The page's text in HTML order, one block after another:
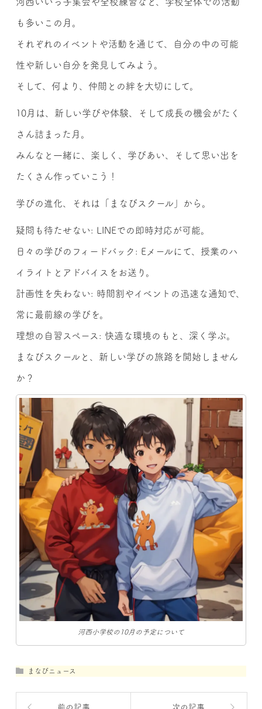
も多いこの月。
それぞれのイベントや活動を通じて、自分の中の可能
性や新しい自分を発見してみよう。
そして、何より、仲間との絆を大切にして。
10月は、新しい学びや体験、そして成長の機会がたく
さん詰まった月。
みんなと一緒に、楽しく、学びあい、そして思い出を
たくさん作っていこう！
学びの進化、それは「まなびスクール」から。
疑問も待たせない: LINEでの即時対応が可能。
日々の学びのフィードバック: Eメールにて、授業のハ
イライトとアドバイスをお送り。
計画性を失わない: 時間割やイベントの迅速な通知で、
常に最前線の学びを。
理想の自習スペース: 快適な環境のもと、深く学ぶ。
まなびスクールと、新しい学びの旅路を開始しません
か？
河西小学校の10月の予定について
まなびニュース
前の記事 次の記事